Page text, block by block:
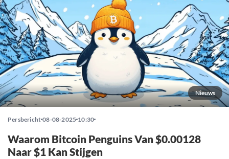
Nieuws
Persbericht 08-08-2025 10:30
Waarom Bitcoin Penguins Van $0.00128
Naar $1 Kan Stijgen